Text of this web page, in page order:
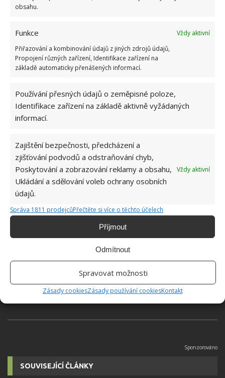
obsahu.
Funkce
Vždy aktivní
Přiřazování a kombinování údajů z jiných zdrojů údajů,
Propojení různých zařízení, Identifikace zařízení na
základě automaticky přenášených informací.
Používání přesných údajů o zeměpisné poloze,
Identifikace zařízení na základě aktivně vyžádaných
informací.
Zajištění bezpečnosti, předcházení a
zjišťování podvodů a odstraňování chyb,
Poskytování a zobrazování reklamy a obsahu,
Ukládání a sdělování voleb ochrany osobních
údajů.
Vždy aktivní
Správa 1811 prodejcůPřečtěte si více o těchto účelech
Příjmout
Odmítnout
Spravovat možnosti
Zásady cookiesZásady používání cookiesKontakt
DIY
Jiří Kolář
Absolvent České zemědělské
univerzity, který je již od malička
velkým kutilem. V podstatě vše, co je
možné najít v j...[Více o autorovi]
SOUVISEJÍCÍ ČLÁNKY